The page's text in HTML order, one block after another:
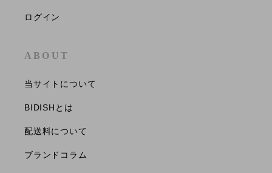
ログイン
ABOUT
当サイトについて
BIDISHとは
配送料について
ブランドコラム